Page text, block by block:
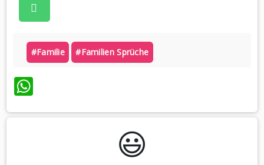
#familie #familien Sprüche
WhatsApp
😃️